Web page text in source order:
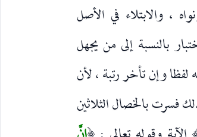
، والابتلاء في الأصل
بالنسبة إلى من يجهل
وإن تأخر رتبة ، لأن
فسرت بالخصال الثلاثين
(